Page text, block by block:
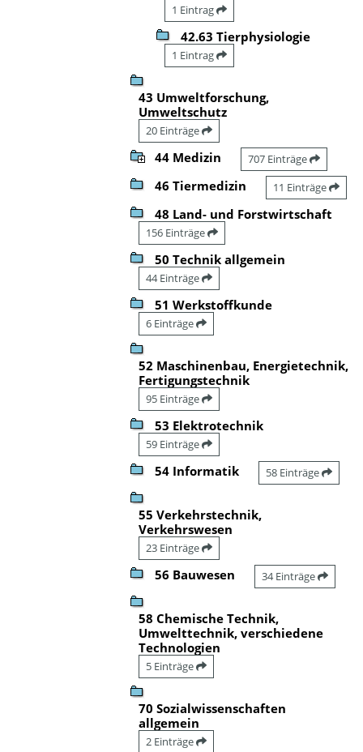
1 Eintrag
42.63 Tierphysiologie
1 Eintrag
43 Umweltforschung,
Umweltschutz
20 Einträge
44 Medizin 707 Einträge
46 Tiermedizin 11 Einträge
48 Land- und Forstwirtschaft
156 Einträge
50 Technik allgemein
44 Einträge
51 Werkstoffkunde
6 Einträge
52 Maschinenbau, Energietechnik,
Fertigungstechnik
95 Einträge
53 Elektrotechnik
59 Einträge
54 Informatik 58 Einträge
55 Verkehrstechnik,
Verkehrswesen
23 Einträge
56 Bauwesen 34 Einträge
58 Chemische Technik,
Umwelttechnik, verschiedene
Technologien
5 Einträge
70 Sozialwissenschaften
allgemein
2 Einträge